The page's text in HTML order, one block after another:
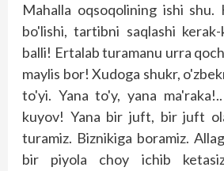
Mahalla oqsoqolining ishi shu.
bo'lishi, tartibni saqlashi
balli! Ertalab turamanu urra
maylis bor! Xudoga shukr,
to'yi. Yana to'y, yana
kuyov! Yana bir juft, bir juft
turamiz. Biznikiga boramiz.
bir piyola choy ichib